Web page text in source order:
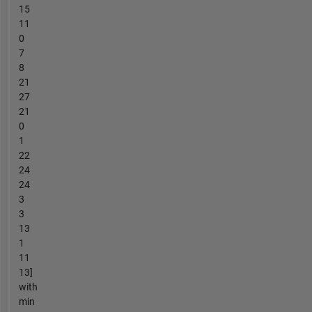
15
11
0
7
8
21
27
21
0
1
22
24
24
3
3
13
1
11
13]
with
min